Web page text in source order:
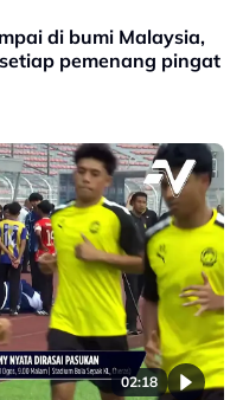
di bumi Malaysia,
pemenang pingat
02:18